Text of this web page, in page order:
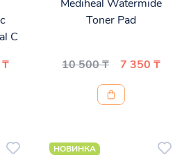
C
Mediheal Watermide
Toner Pad
10 500 ₸ 7 350 ₸
НОВИНКА